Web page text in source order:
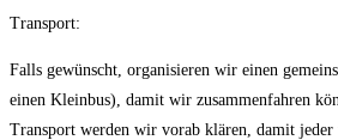
Transport:
Falls gewünscht, organisieren wir einen
einen Kleinbus), damit wir zusammenfahren
Transport werden wir vorab klären, damit jeder